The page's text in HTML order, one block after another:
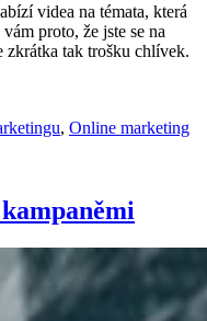
videa na témata, která
proto, že jste se na
zkrátka tak trošku chlívek.
, Online marketing